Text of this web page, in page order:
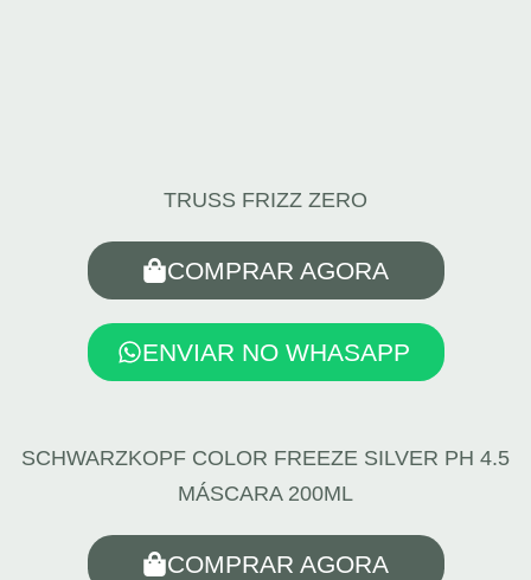
TRUSS FRIZZ ZERO
COMPRAR AGORA
ENVIAR NO WHASAPP
SCHWARZKOPF COLOR FREEZE SILVER PH 4.5
MÁSCARA 200ML
COMPRAR AGORA